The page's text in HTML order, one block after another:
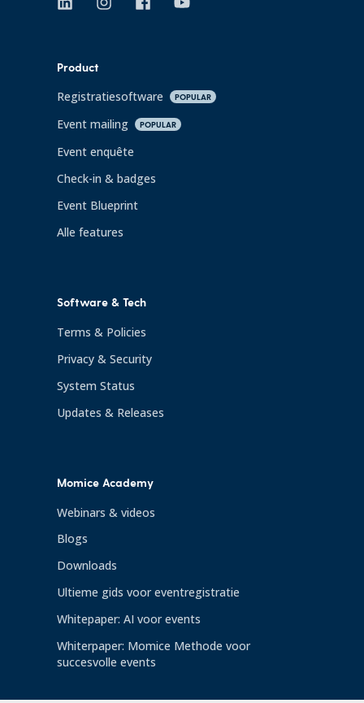
Product
Registratiesoftware POPULAR
Event mailing POPULAR
Event enquête
Check-in & badges
Event Blueprint
Alle features
Software & Tech
Terms & Policies
Privacy & Security
System Status
Updates & Releases
Momice Academy
Webinars & videos
Blogs
Downloads
Ultieme gids voor eventregistratie
Whitepaper: AI voor events
Whiterpaper: Momice Methode voor
succesvolle events